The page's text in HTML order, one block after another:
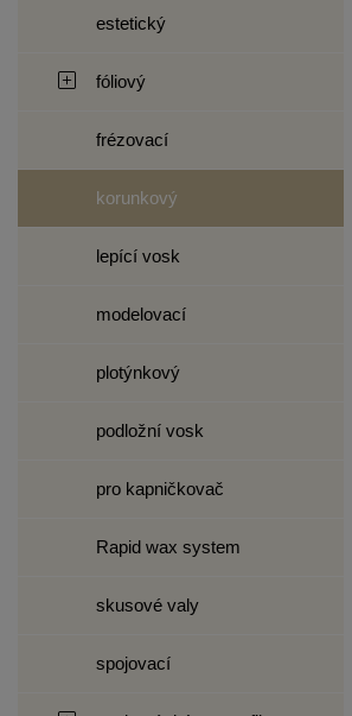
estetický
fóliový
frézovací
korunkový
lepící vosk
modelovací
plotýnkový
podložní vosk
pro kapničkovač
Rapid wax system
skusové valy
spojovací